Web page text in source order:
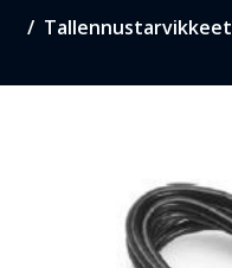
Tallennustarvikkeet